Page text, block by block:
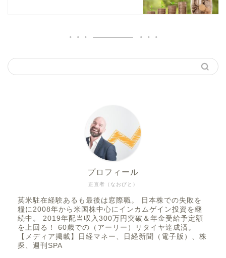
正直者（なおびと）
プロフィール
英米駐在経験あるも最後は窓際職。 日本株での失敗を
糧に2008年から米国株中心にインカムゲイン投資を継
続中。 2019年配当収入300万円突破＆年金受給予定額
を上回る！ 60歳での（アーリー）リタイヤ達成済。
【メディア掲載】日経マネー、日経新聞（電子版）、株
探、週刊SPA